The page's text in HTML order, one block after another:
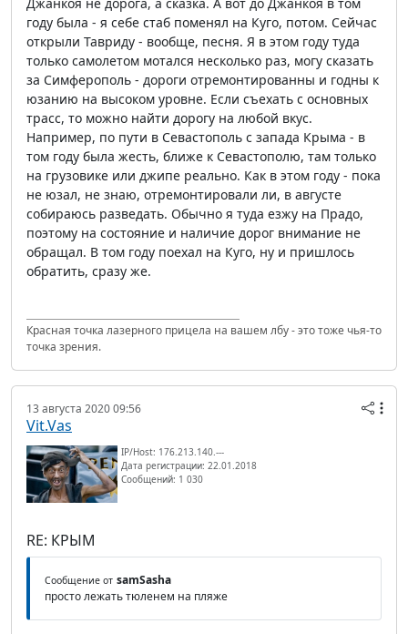
году была - я себе стаб поменял на Куго, потом. Сейчас
открыли Тавриду - вообще, песня. Я в этом году туда
только самолетом мотался несколько раз, могу сказать
за Симферополь - дороги отремонтированны и годны к
юзанию на высоком уровне. Если съехать с основных
трасс, то можно найти дорогу на любой вкус.
Например, по пути в Севастополь с запада Крыма - в
том году была жесть, ближе к Севастополю, там только
на грузовике или джипе реально. Как в этом году - пока
не юзал, не знаю, отремонтировали ли, в августе
собираюсь разведать. Обычно я туда езжу на Прадо,
поэтому на состояние и наличие дорог внимание не
обращал. В том году поехал на Куго, ну и пришлось
обратить, сразу же.
Красная точка лазерного прицела на вашем лбу - это тоже чья-то
точка зрения.
13 августа 2020 09:56
Vit.Vas
IP/Host: 176.213.140.---
Дата регистрации: 22.01.2018
Сообщений: 1 030
RE: КРЫМ
Сообщение от samSasha
просто лежать тюленем на пляже